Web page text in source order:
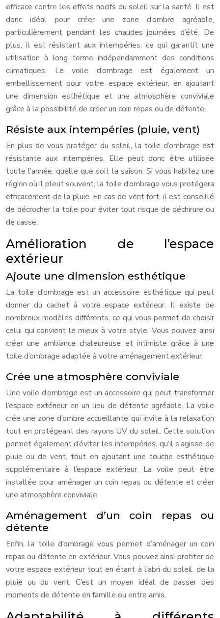
efficace contre les effets nocifs du soleil sur la santé. Il est
donc idéal pour créer une zone d’ombre agréable,
particulièrement pendant les chaudes journées d’été. De
plus, il est résistant aux intempéries, ce qui garantit une
utilisation à long terme indépendamment des conditions
climatiques. Le voile d’ombrage est également un
embellissement pour votre espace extérieur, en ajoutant
une dimension esthétique et une atmosphère conviviale
grâce à la possibilité de créer un coin repas ou de détente.
Résiste aux intempéries (pluie, vent)
En plus de vous protéger du soleil, la toile d’ombrage est
résistante aux intempéries. Elle peut donc être utilisée
toute l’année, quelle que soit la saison. Si vous habitez une
région où il pleut souvent, la toile d’ombrage vous protégera
efficacement de la pluie. En cas de vent fort, il est conseillé
de décrocher la toile pour éviter tout risque de déchirure ou
de casse.
Amélioration de l’espace
extérieur
Ajoute une dimension esthétique
La toile d’ombrage est un accessoire esthétique qui peut
donner du cachet à votre espace extérieur. Il existe de
nombreux modèles différents, ce qui vous permet de choisir
celui qui convient le mieux à votre style. Vous pouvez ainsi
créer une ambiance chaleureuse et intimiste grâce à une
toile d’ombrage adaptée à votre aménagement extérieur.
Crée une atmosphère conviviale
Une voile d’ombrage est un accessoire qui peut transformer
l’espace extérieur en un lieu de détente agréable. La voile
crée une zone d’ombre accueillante qui invite à la relaxation
tout en protégeant des rayons UV du soleil. Cette solution
permet également d’éviter les intempéries, qu’il s’agisse de
pluie ou de vent, tout en ajoutant une touche esthétique
supplémentaire à l’espace extérieur. La voile peut être
installée pour aménager un coin repas ou détente et créer
une atmosphère conviviale.
Aménagement d’un coin repas ou
détente
Enfin, la toile d’ombrage vous permet d’aménager un coin
repas ou détente en extérieur. Vous pouvez ainsi profiter de
votre espace extérieur tout en étant à l’abri du soleil, de la
pluie ou du vent. C’est un moyen idéal de passer des
moments de détente en famille ou entre amis.